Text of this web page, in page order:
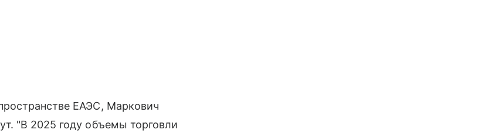
ЕАЭС, Маркович
"В 2025 году объемы торговли